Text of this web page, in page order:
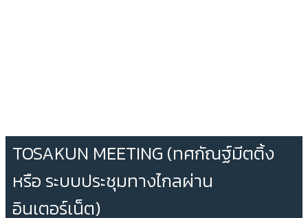
TOSAKUN MEETING (ทศกัณฐ์มีตติ้ง
หรือ ระบบประชุมทางไกลผ่าน
อินเตอร์เน็ต)